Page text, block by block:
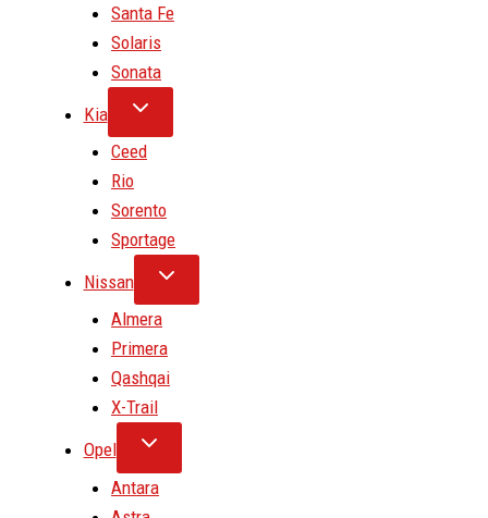
Santa Fe
Solaris
Sonata
Kia
Ceed
Rio
Sorento
Sportage
Nissan
Almera
Primera
Qashqai
X-Trail
Opel
Antara